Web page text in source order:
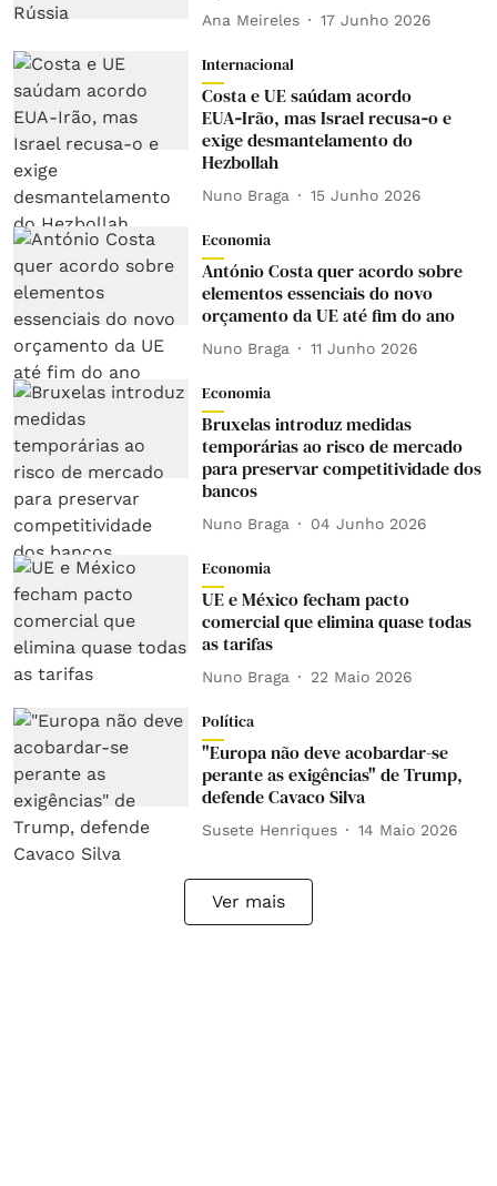
Ana Meireles 17 Junho 2026
Internacional
Costa e UE saúdam acordo
EUA‑Irão, mas Israel recusa‑o e
exige desmantelamento do
Hezbollah
Nuno Braga 15 Junho 2026
Economia
António Costa quer acordo sobre
elementos essenciais do novo
orçamento da UE até fim do ano
Nuno Braga 11 Junho 2026
Economia
Bruxelas introduz medidas
temporárias ao risco de mercado
para preservar competitividade dos
bancos
Nuno Braga 04 Junho 2026
Economia
UE e México fecham pacto
comercial que elimina quase todas
as tarifas
Nuno Braga 22 Maio 2026
Política
"Europa não deve acobardar-se
perante as exigências" de Trump,
defende Cavaco Silva
Susete Henriques 14 Maio 2026
Ver mais